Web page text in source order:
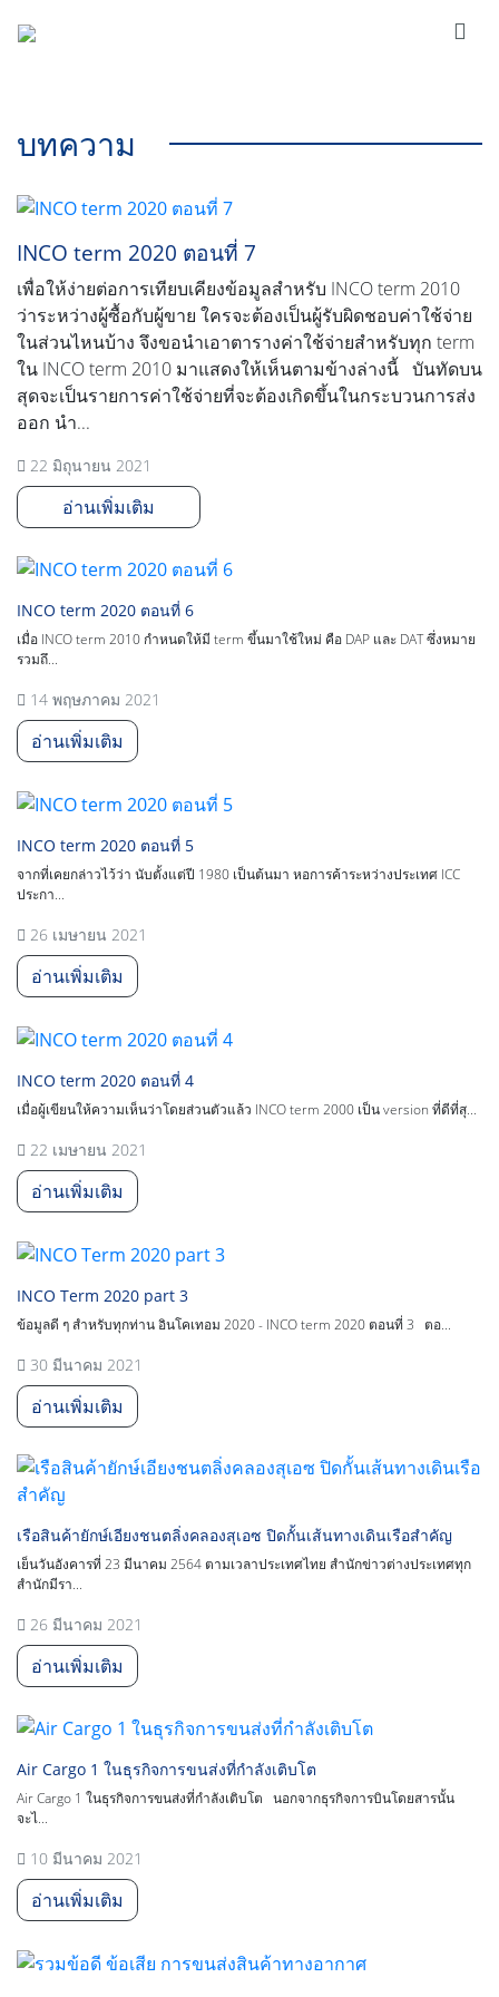
บทความ
INCO term 2020 ตอนที่ 7
เพื่อให้ง่ายต่อการเทียบเคียงข้อมูลสำหรับ INCO term 2010
ว่าระหว่างผู้ซื้อกับผู้ขาย ใครจะต้องเป็นผู้รับผิดชอบค่าใช้จ่าย
ในส่วนไหนบ้าง จึงขอนำเอาตารางค่าใช้จ่ายสำหรับทุก term
ใน INCO term 2010 มาแสดงให้เห็นตามข้างล่างนี้ บันทัดบน
สุดจะเป็นรายการค่าใช้จ่ายที่จะต้องเกิดขึ้นในกระบวนการส่ง
ออก นำ...
22 มิถุนายน 2021
อ่านเพิ่มเติม
INCO term 2020 ตอนที่ 6
เมื่อ INCO term 2010 กำหนดให้มี term ขึ้นมาใช้ใหม่ คือ DAP และ DAT ซึ่งหมาย
รวมถึ...
14 พฤษภาคม 2021
อ่านเพิ่มเติม
INCO term 2020 ตอนที่ 5
จากที่เคยกล่าวไว้ว่า นับตั้งแต่ปี 1980 เป็นต้นมา หอการค้าระหว่างประเทศ ICC
ประกา...
26 เมษายน 2021
อ่านเพิ่มเติม
INCO term 2020 ตอนที่ 4
เมื่อผู้เขียนให้ความเห็นว่าโดยส่วนตัวแล้ว INCO term 2000 เป็น version ที่ดีที่สุ...
22 เมษายน 2021
อ่านเพิ่มเติม
INCO Term 2020 part 3
ข้อมูลดี ๆ สำหรับทุกท่าน อินโคเทอม 2020 - INCO term 2020 ตอนที่ 3 ตอ...
30 มีนาคม 2021
อ่านเพิ่มเติม
เรือสินค้ายักษ์เอียงชนตลิ่งคลองสุเอซ ปิดกั้นเส้นทางเดินเรือสำคัญ
เย็นวันอังคารที่ 23 มีนาคม 2564 ตามเวลาประเทศไทย สำนักข่าวต่างประเทศทุก
สำนักมีรา...
26 มีนาคม 2021
อ่านเพิ่มเติม
Air Cargo 1 ในธุรกิจการขนส่งที่กำลังเติบโต
Air Cargo 1 ในธุรกิจการขนส่งที่กำลังเติบโต นอกจากธุรกิจการบินโดยสารนั้น
จะไ...
10 มีนาคม 2021
อ่านเพิ่มเติม